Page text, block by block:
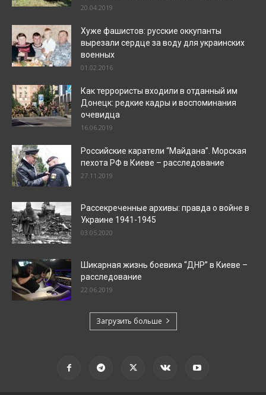
20.04.2019
Хуже фашистов: русские оккупанты
вырезали сердце за воду для украинских
военных
01.02.2016
Как террористы входили в отданный им
Донецк: редкие кадры и воспоминания
очевидца
16.06.2019
Российские каратели “Майдана”. Морская
пехота РФ в Киеве – расследование
27.11.2019
Рассекреченные архивы: правда о войне в
Украине 1941-1945
03.05.2020
Шикарная жизнь боевика “ДНР” в Киеве –
расследование
22.06.2019
Загрузить больше